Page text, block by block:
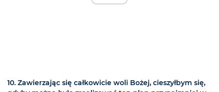
10. Zawierzając się całkowicie woli Bożej, cieszyłbym się,